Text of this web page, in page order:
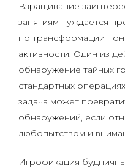
Взращивание
занятиям нуждается
по трансформации
активности. Один из
обнаружение тайных
стандартных
задача может
обнаружений, если
любопытством и
Игрофикация